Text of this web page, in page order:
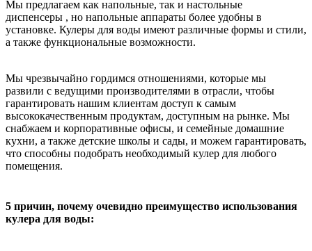
Мы предлагаем как напольные, так и настольные
диспенсеры , но напольные аппараты более удобны в
установке. Кулеры для воды имеют различные формы и стили,
а также функциональные возможности.
Мы чрезвычайно гордимся отношениями, которые мы
развили с ведущими производителями в отрасли, чтобы
гарантировать нашим клиентам доступ к самым
высококачественным продуктам, доступным на рынке. Мы
снабжаем и корпоративные офисы, и семейные домашние
кухни, а также детские школы и сады, и можем гарантировать,
что способны подобрать необходимый кулер для любого
помещения.
5 причин, почему очевидно преимущество использования
кулера для воды: